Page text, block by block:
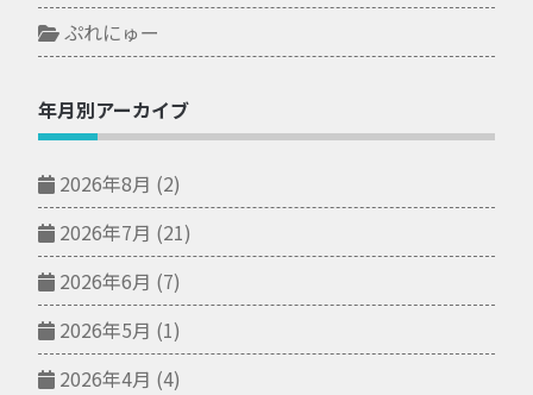
ぷれにゅー
年月別アーカイブ
2026年8月 (2)
2026年7月 (21)
2026年6月 (7)
2026年5月 (1)
2026年4月 (4)